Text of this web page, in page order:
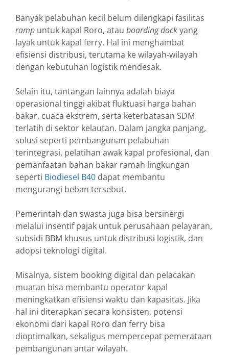
Banyak pelabuhan kecil belum dilengkapi fasilitas
ramp untuk kapal Roro, atau boarding dockyang
layak untuk kapal ferry. Hal ini menghambat
efisiensi distribusi, terutama ke wilayah-wilayah
dengan kebutuhan logistik mendesak.
Selain itu, tantangan lainnya adalah biaya
operasional tinggi akibat fluktuasi harga bahan
bakar, cuaca ekstrem, serta keterbatasan SDM
terlatih di sektor kelautan. Dalam jangka panjang,
solusi seperti pembangunan pelabuhan
terintegrasi, pelatihan awak kapal profesional, dan
pemanfaatan bahan bakar ramah lingkungan
seperti Biodiesel B40 dapat membantu
mengurangi beban tersebut.
Pemerintah dan swasta juga bisa bersinergi
melalui insentif pajak untuk perusahaan pelayaran,
subsidi BBM khusus untuk distribusi logistik, dan
adopsi teknologi digital.
Misalnya, sistem booking digital dan pelacakan
muatan bisa membantu operator kapal
meningkatkan efisiensi waktu dan kapasitas. Jika
hal ini diterapkan secara konsisten, potensi
ekonomi dari kapal Roro dan ferry bisa
dioptimalkan, sekaligus mempercepat pemerataan
pembangunan antar wilayah.